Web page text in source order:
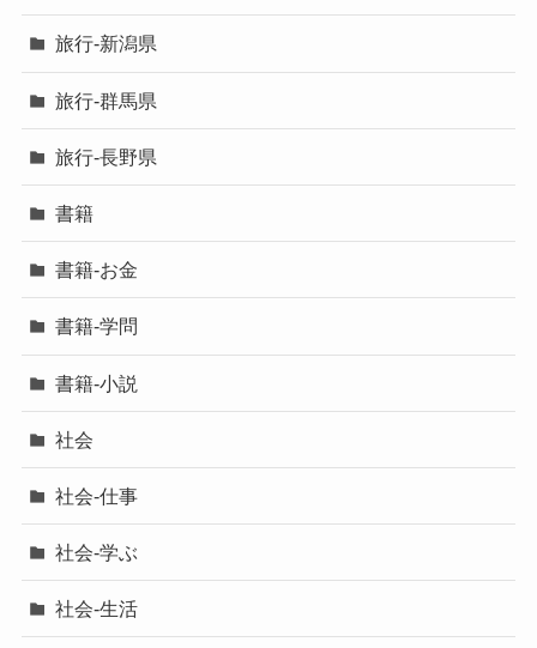
旅行-新潟県
旅行-群馬県
旅行-長野県
書籍
書籍-お金
書籍-学問
書籍-小説
社会
社会-仕事
社会-学ぶ
社会-生活